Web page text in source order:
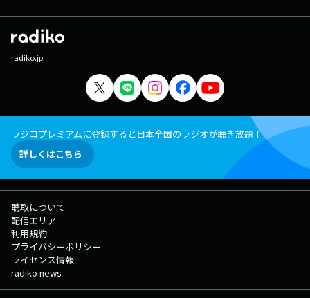
radiko.jp
ラジコプレミアムに登録すると日本全国のラジオが聴き放題！
詳しくはこちら
聴取について
配信エリア
利用規約
プライバシーポリシー
ライセンス情報
radiko news